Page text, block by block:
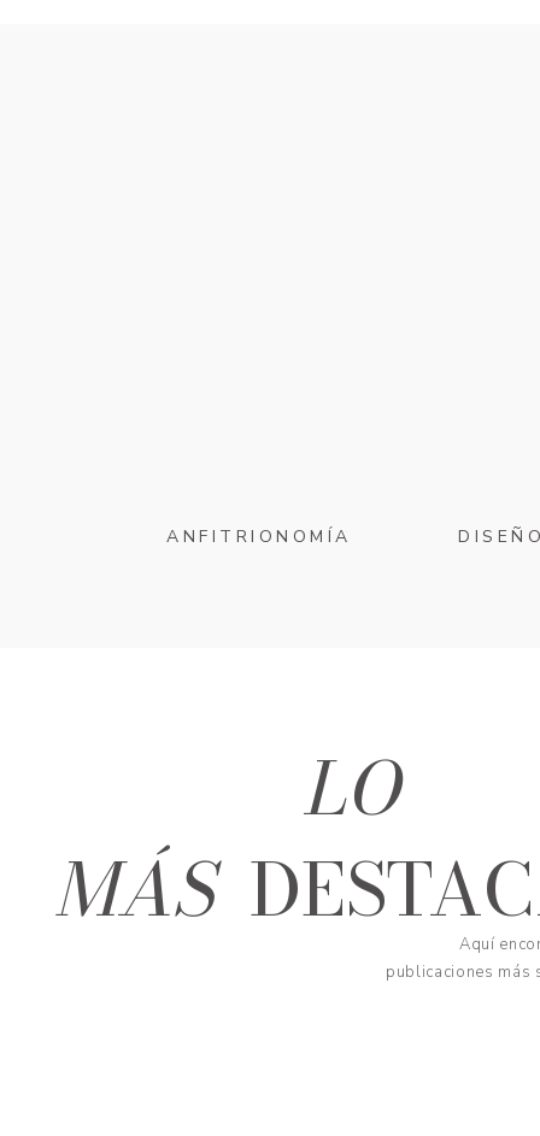
ANFITRIONOMÍA
Aquí
publicaciones más
LO
MÁS